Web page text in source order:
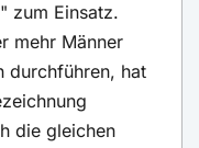
zum Einsatz.
mehr Männer
durchführen, hat
die gleichen